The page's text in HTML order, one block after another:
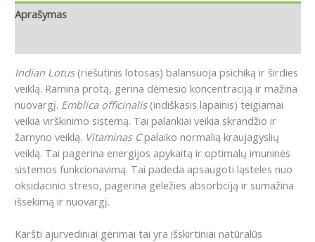
Aprašymas
Indian Lotus(riešutinis lotosas) balansuoja psichiką ir širdies
veiklą. Ramina protą, gerina dėmesio koncentraciją ir mažina
nuovargį. Emblica officinalis(indiškasis lapainis) teigiamai
veikia virškinimo sistemą. Tai palankiai veikia skrandžio ir
žarnyno veiklą. Vitaminas Cpalaiko normalią kraujagyslių
veiklą. Tai pagerina energijos apykaitą ir optimalų imuninės
sistemos funkcionavimą. Tai padeda apsaugoti ląsteles nuo
oksidacinio streso, pagerina geležies absorbciją ir sumažina
išsekimą ir nuovargį.
Karšti ajurvediniai gėrimai tai yra išskirtiniai natūralūs